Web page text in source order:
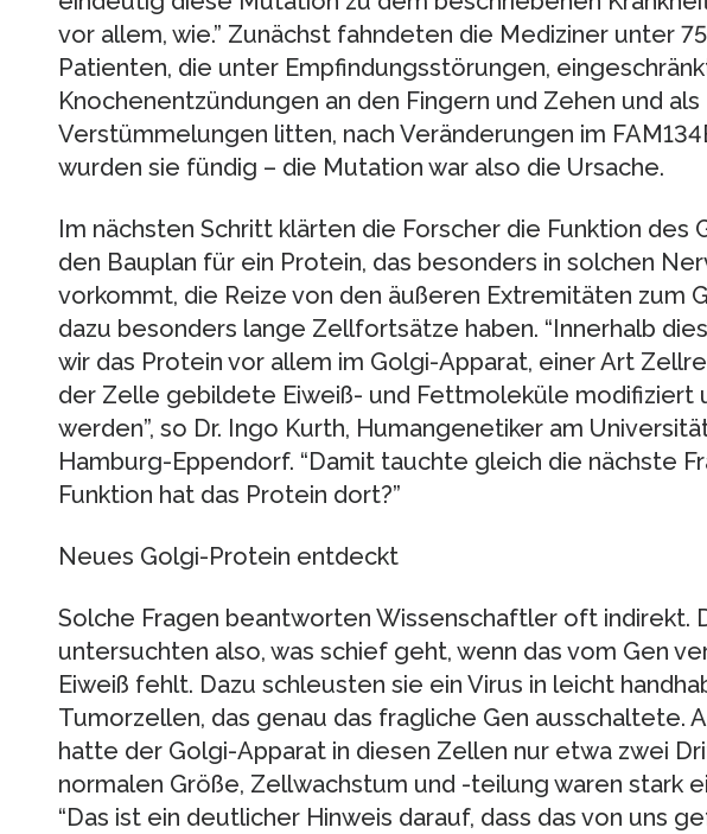
vor allem, wie.” Zunächst fahndeten die Mediziner unter
Patienten, die unter Empfindungsstörungen,
Knochenentzündungen an den Fingern und Zehen und
Verstümmelungen litten, nach Veränderungen im
wurden sie fündig – die Mutation war also die Ursache.
Im nächsten Schritt klärten die Forscher die Funktion des
den Bauplan für ein Protein, das besonders in solchen
vorkommt, die Reize von den äußeren Extremitäten zum
dazu besonders lange Zellfortsätze haben. “Innerhalb
wir das Protein vor allem im Golgi-Apparat, einer Art
der Zelle gebildete Eiweiß- und Fettmoleküle modifiziert
werden”, so Dr. Ingo Kurth, Humangenetiker am
Hamburg-Eppendorf. “Damit tauchte gleich die nächste
Funktion hat das Protein dort?”
Neues Golgi-Protein entdeckt
Solche Fragen beantworten Wissenschaftler oft indirekt.
untersuchten also, was schief geht, wenn das vom Gen
Eiweiß fehlt. Dazu schleusten sie ein Virus in leicht
Tumorzellen, das genau das fragliche Gen ausschaltete.
hatte der Golgi-Apparat in diesen Zellen nur etwa zwei
normalen Größe, Zellwachstum und -teilung waren stark
“Das ist ein deutlicher Hinweis darauf, dass das von uns